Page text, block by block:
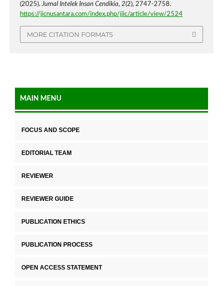
(2025).Jurnal Intelek Insan Cendikia, 2(2), 2747-2758.
https://jicnusantara.com/index.php/jiic/article/view/2524
MORE CITATION FORMATS
MAIN MENU
FOCUS AND SCOPE
EDITORIAL TEAM
REVIEWER
REVIEWER GUIDE
PUBLICATION ETHICS
PUBLICATION PROCESS
OPEN ACCESS STATEMENT